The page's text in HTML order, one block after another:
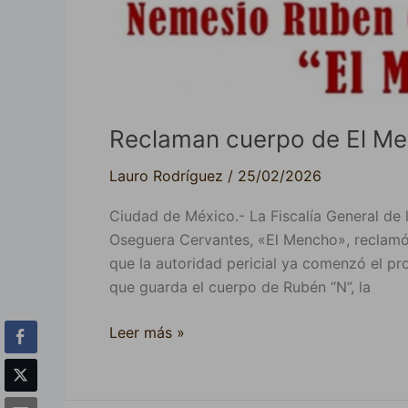
Reclaman cuerpo de El
Lauro Rodríguez / 25/02/2026
Ciudad de México.- La Fiscalía General
Oseguera Cervantes, «El Mencho»,
que la autoridad pericial ya comenzó el
que guarda el cuerpo de Rubén “N”, la
Leer más »